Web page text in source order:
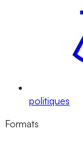
politiques
Formats